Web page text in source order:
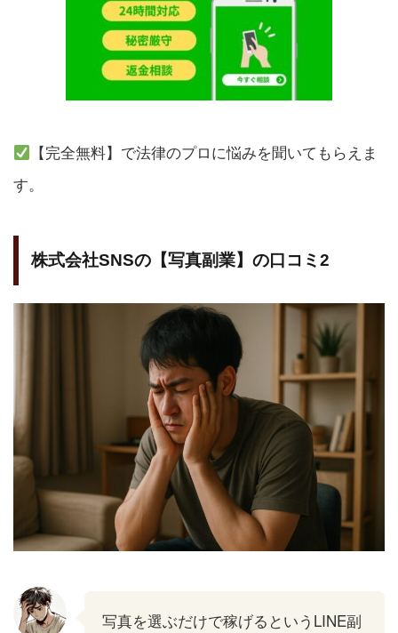
【完全無料】で法律のプロに悩みを聞いてもらえま
す。
株式会社SNSの【写真副業】の口コミ2
写真を選ぶだけで稼げるというLINE副